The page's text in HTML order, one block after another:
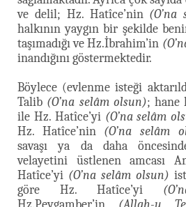
ve delil; Hz. Hatîce’nin (O’na
halkının yaygın bir şekilde
taşımadığı ve Hz.İbrahim’in
inandığını göstermektedir.
Böylece (evlenme isteği
Talib (O’na selâm olsun); hane
ile Hz. Hatîce’yi (O’na selâm
Hz. Hatîce’nin (O’na selâm
savaşı ya da daha
velayetini üstlenen amcası
Hatîce’yi (O’na selâm olsun)
göre Hz. Hatîce’yi